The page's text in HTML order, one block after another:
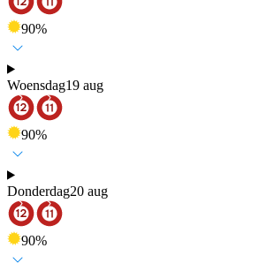
90%
Woensdag19 aug
90%
Donderdag20 aug
90%